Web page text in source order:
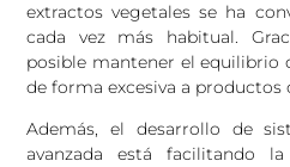
extractos vegetales se ha
cada vez más habitual.
posible mantener el equilibrio
de forma excesiva a productos
Además, el desarrollo de
avanzada está facilitando